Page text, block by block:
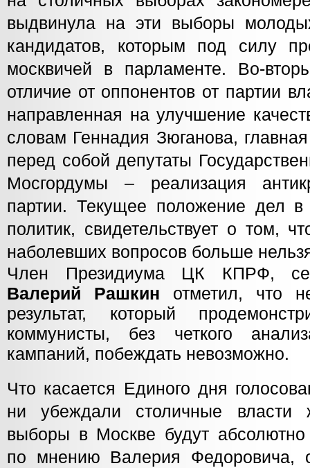
выдвинула на эти выборы
кандидатов, которым под силу
москвичей в парламенте. Во-
отличие от оппонентов от партии
направленная на улучшение
словам Геннадия Зюганова,
перед собой депутаты
Мосгордумы – реализация
партии. Текущее положение дел в
политик, свидетельствует о том,
наболевших вопросов больше
Член Президиума ЦК КПРФ,
Валерий Рашкин отметил, что
результат, который
коммунисты, без четкого
кампаний, побеждать невозможно.
Что касается Единого дня
ни убеждали столичные власти
выборы в Москве будут
по мнению Валерия Федоровича,